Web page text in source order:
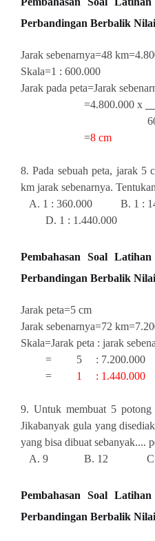
Perbandingan Berbalik
Jarak sebenarnya=48
Skala=1 : 600.000
Jarak pada peta=Jarak
=4.800.000 x
=8 cm
8. Pada sebuah peta, jarak 5
km jarak sebenarnya.
A. 1 : 360.000 B. 1 :
D. 1 : 1.440.000
Pembahasan Soal Latihan
Perbandingan Berbalik
Jarak peta=5 cm
Jarak sebenarnya=72
Skala=Jarak peta : jarak
= 5 : 7.200.000
=
1 : 1.440.000
9. Untuk membuat 5
Jikabanyak gula yang
yang bisa dibuat sebanyak....
A. 9 B. 12 C.
Pembahasan Soal Latihan
Perbandingan Berbalik